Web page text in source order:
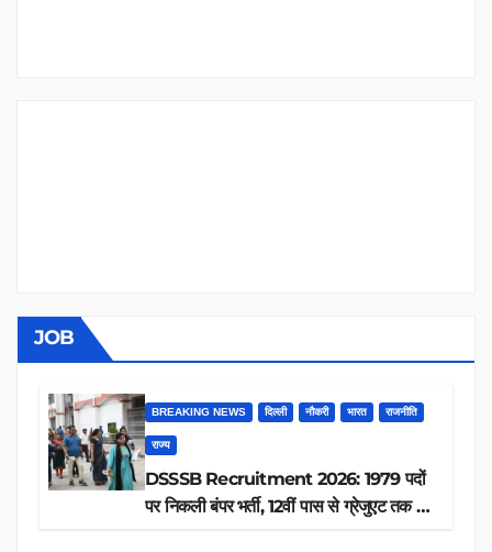
JOB
BREAKING NEWS दिल्ली नौकरी भारत राजनीति
राज्य
DSSSB Recruitment 2026: 1979 पदों
पर निकली बंपर भर्ती, 12वीं पास से ग्रेजुएट तक करें